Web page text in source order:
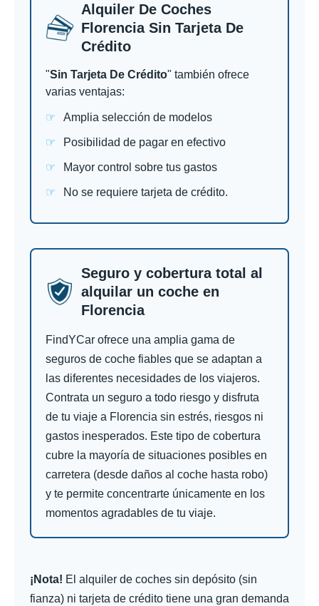
Alquiler De Coches
Florencia Sin Tarjeta De
Crédito
"Sin Tarjeta De Crédito" también ofrece
varias ventajas:
Amplia selección de modelos
Posibilidad de pagar en efectivo
Mayor control sobre tus gastos
No se requiere tarjeta de crédito.
Seguro y cobertura total al
alquilar un coche en
Florencia
FindYCar ofrece una amplia gama de
seguros de coche fiables que se adaptan a
las diferentes necesidades de los viajeros.
Contrata un seguro a todo riesgo y disfruta
de tu viaje a Florencia sin estrés, riesgos ni
gastos inesperados. Este tipo de cobertura
cubre la mayoría de situaciones posibles en
carretera (desde daños al coche hasta robo)
y te permite concentrarte únicamente en los
momentos agradables de tu viaje.
¡Nota! El alquiler de coches sin depósito (sin
fianza) ni tarjeta de crédito tiene una gran demanda